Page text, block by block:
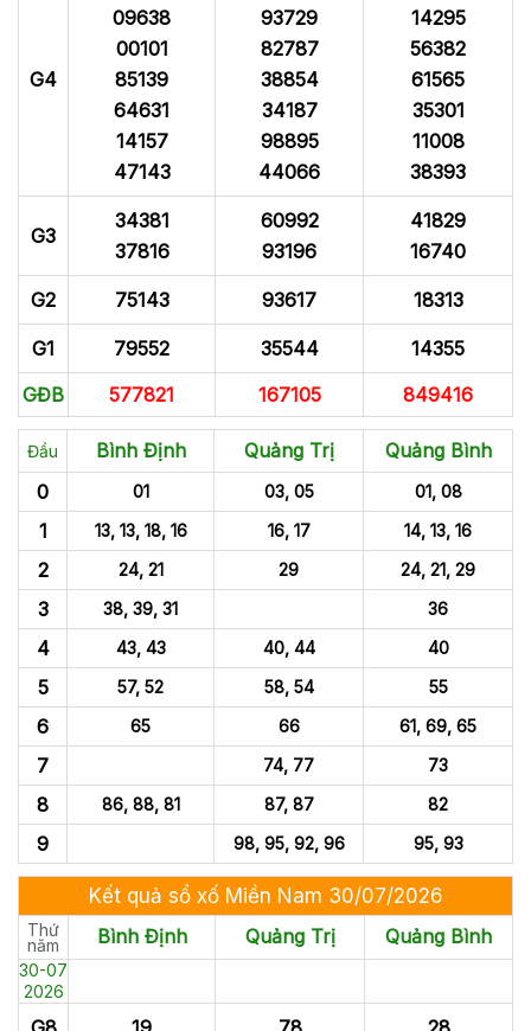
G4
09638
00101
85139
64631
14157
47143
93729
82787
38854
34187
98895
44066
14295
56382
61565
35301
11008
38393
G3
34381
37816
60992
93196
41829
16740
G2 75143 93617 18313
G1 79552 35544
14355
GĐB
577821 167105 849416
Đầu Bình Định Quảng Trị
Quảng Bình
0
01 03, 05 01, 08
1 13, 13, 18, 16 16, 17 14, 13, 16
2 24, 21 29 24, 21, 29
3 38, 39, 31 36
4 43, 43 40, 44 40
5 57, 52 58, 54 55
6 65 66 61, 69, 65
7 74, 77 73
8 86, 88, 81 87, 87 82
9 98, 95, 92, 96 95, 93
Kết quả sổ xố Miền Nam 30/07/2026
Thứ
năm Bình Định Quảng Trị Quảng Bình
30-07
2026